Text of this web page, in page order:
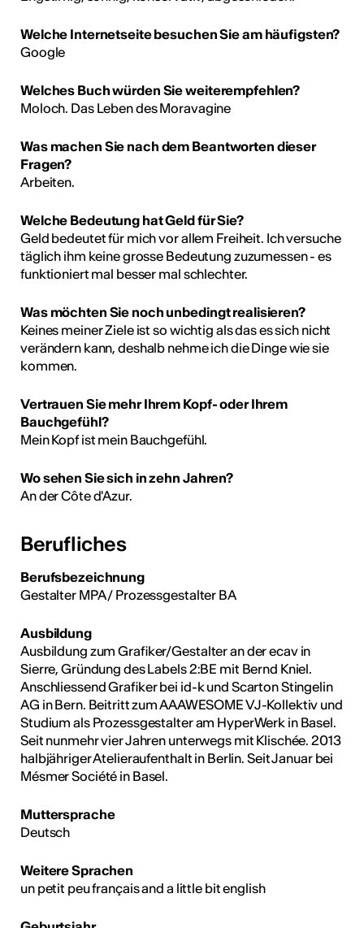
Welche Internetseite besuchen Sie am häufigsten?
Google
Welches Buch würden Sie weiterempfehlen?
Moloch. Das Leben des Moravagine
Was machen Sie nach dem Beantworten dieser
Fragen?
Arbeiten.
Welche Bedeutung hat Geld für Sie?
Geld bedeutet für mich vor allem Freiheit. Ich versuche
täglich ihm keine grosse Bedeutung zuzumessen - es
funktioniert mal besser mal schlechter.
Was möchten Sie noch unbedingt realisieren?
Keines meiner Ziele ist so wichtig als das es sich nicht
verändern kann, deshalb nehme ich die Dinge wie sie
kommen.
Vertrauen Sie mehr Ihrem Kopf- oder Ihrem
Bauchgefühl?
Mein Kopf ist mein Bauchgefühl.
Wo sehen Sie sich in zehn Jahren?
An der Côte d'Azur.
Berufliches
Berufsbezeichnung
Gestalter MPA / Prozessgestalter BA
Ausbildung
Ausbildung zum Grafiker/Gestalter an der ecav in
Sierre, Gründung des Labels 2:BE mit Bernd Kniel.
Anschliessend Grafiker bei id-k und Scarton Stingelin
AG in Bern. Beitritt zum AAAWESOME VJ-Kollektiv und
Studium als Prozessgestalter am HyperWerk in Basel.
Seit nunmehr vier Jahren unterwegs mit Klischée. 2013
halbjähriger Atelieraufenthalt in Berlin. Seit Januar bei
Mésmer Société in Basel.
Muttersprache
Deutsch
Weitere Sprachen
un petit peu français and a little bit english